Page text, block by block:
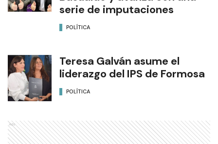
serie de imputaciones
POLÍTICA
Teresa Galván asume el
liderazgo del IPS de Formosa
POLÍTICA
Ads